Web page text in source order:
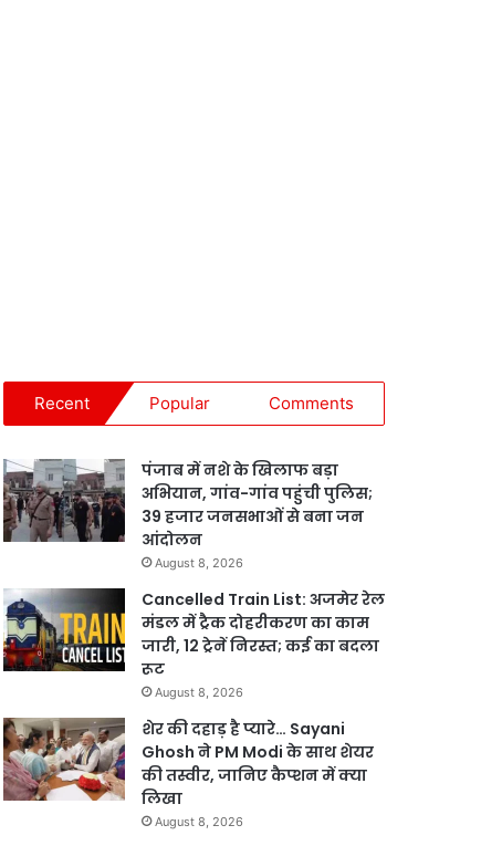
Recent Popular Comments
पंजाब में नशे के खिलाफ बड़ा
अभियान, गांव-गांव पहुंची पुलिस;
39 हजार जनसभाओं से बना जन
आंदोलन
August 8, 2026
Cancelled Train List: अजमेर रेल
मंडल में ट्रैक दोहरीकरण का काम
जारी, 12 ट्रेनें निरस्त; कई का बदला
रूट
August 8, 2026
शेर की दहाड़ है प्यारे… Sayani
Ghosh ने PM Modi के साथ शेयर
की तस्वीर, जानिए कैप्शन में क्या
लिखा
August 8, 2026